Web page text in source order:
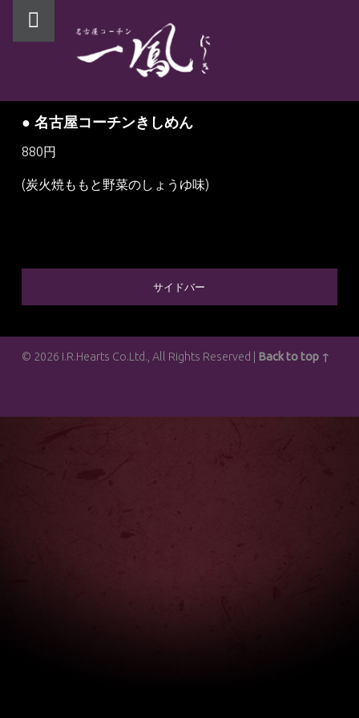
● 名古屋コーチンきしめん
880円
(炭火焼ももと野菜のしょうゆ味)
SIDEBAR
サイドバー
© 2026 I.R.Hearts Co.Ltd., All Rights Reserved | Back to top ↑